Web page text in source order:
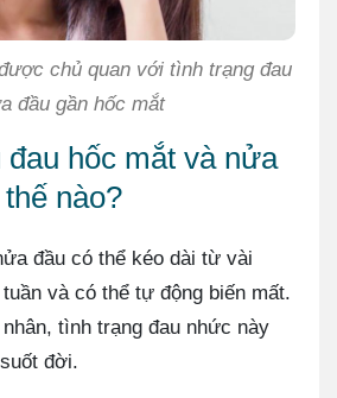
chủ quan với tình trạng đau
đầu gần hốc mắt
đau hốc mắt và nửa
nào?
đầu có thể kéo dài từ vài
và có thể tự động biến mất.
tình trạng đau nhức này
đời.